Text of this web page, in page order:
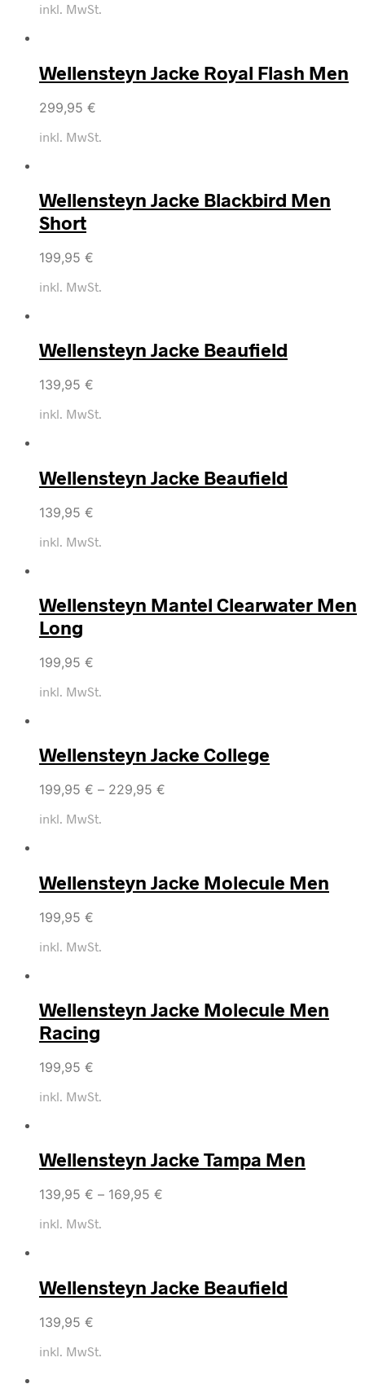
inkl. MwSt.
Wellensteyn Jacke Royal Flash Men
299,95 €
inkl. MwSt.
Wellensteyn Jacke Blackbird Men
Short
199,95 €
inkl. MwSt.
Wellensteyn Jacke Beaufield
139,95 €
inkl. MwSt.
Wellensteyn Jacke Beaufield
139,95 €
inkl. MwSt.
Wellensteyn Mantel Clearwater Men
Long
199,95 €
inkl. MwSt.
Wellensteyn Jacke College
199,95 € – 229,95 €
inkl. MwSt.
Wellensteyn Jacke Molecule Men
199,95 €
inkl. MwSt.
Wellensteyn Jacke Molecule Men
Racing
199,95 €
inkl. MwSt.
Wellensteyn Jacke Tampa Men
139,95 € – 169,95 €
inkl. MwSt.
Wellensteyn Jacke Beaufield
139,95 €
inkl. MwSt.